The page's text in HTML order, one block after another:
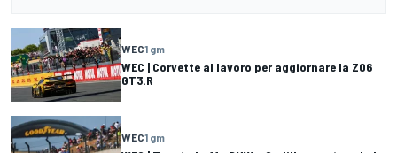
WEC1 gm
WEC | Corvette al lavoro per aggiornare la Z06
GT3.R
WEC1 gm